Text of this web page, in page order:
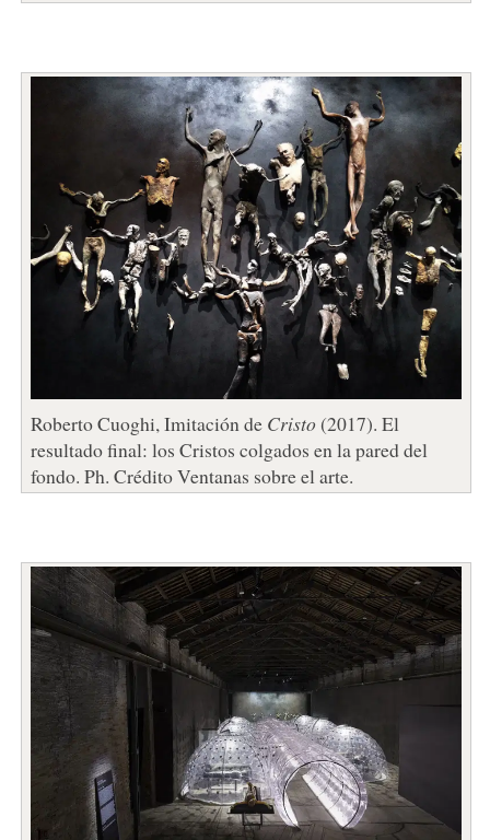
Roberto Cuoghi, Imitación de Cristo(2017). El
resultado final: los Cristos colgados en la pared del
fondo. Ph. Crédito Ventanas sobre el arte.